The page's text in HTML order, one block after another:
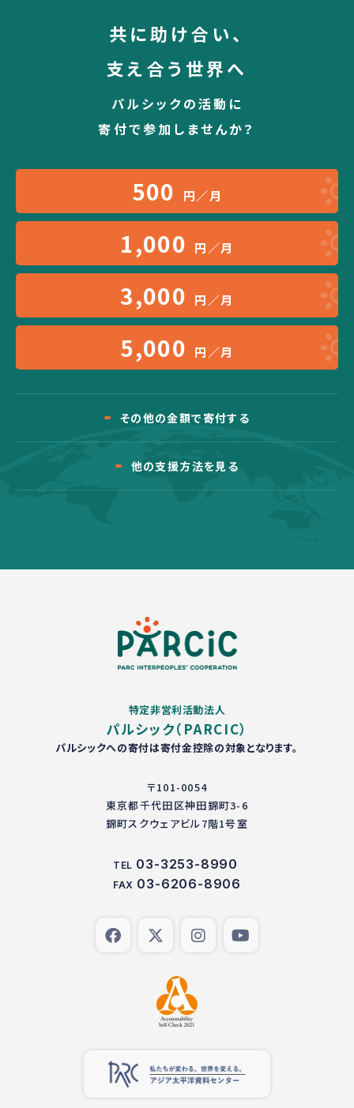
共に助け合い、
支え合う世界へ
パルシックの活動に
寄付で参加しませんか？
500 円／月
1,000 円／月
3,000 円／月
5,000 円／月
その他の金額で寄付する
他の支援方法を見る
特定非営利活動法人
パルシック（PARCIC）
パルシックへの寄付は寄付金控除の対象となります。
〒101-0054
東京都千代田区神田錦町3-6
錦町スクウェアビル7階1号室
TEL 03-3253-8990
FAX 03-6206-8906